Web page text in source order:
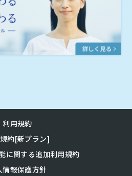
利用規約
約[新プラン]
に関する追加利用規約
情報保護方針